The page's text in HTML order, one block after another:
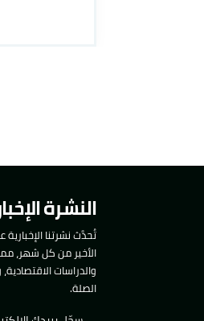
النشرة
تُحدَّث نشرتنا
الأخير من كل شهر،
والدراسات
الصلة.